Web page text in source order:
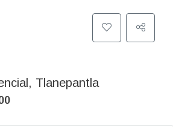
Tlanepantla